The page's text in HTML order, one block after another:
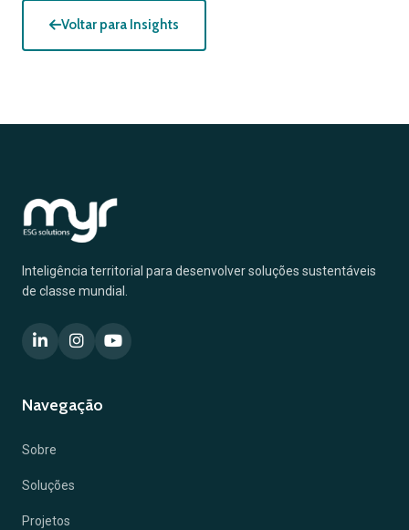
Voltar para Insights
Inteligência territorial para desenvolver soluções sustentáveis
de classe mundial.
Navegação
Sobre
Soluções
Projetos